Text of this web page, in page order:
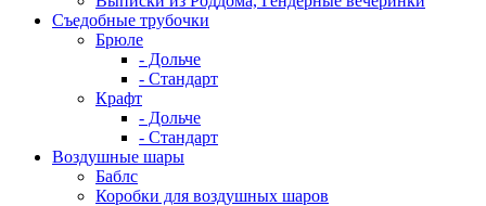
Съедобные трубочки
Брюле
- Дольче
- Стандарт
Крафт
- Дольче
- Стандарт
Воздушные шары
Баблс
Коробки для воздушных шаров